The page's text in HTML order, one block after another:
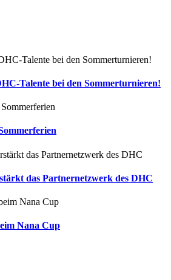
Talente bei den Sommerturnieren!
das Partnernetzwerk des DHC
Nana Cup